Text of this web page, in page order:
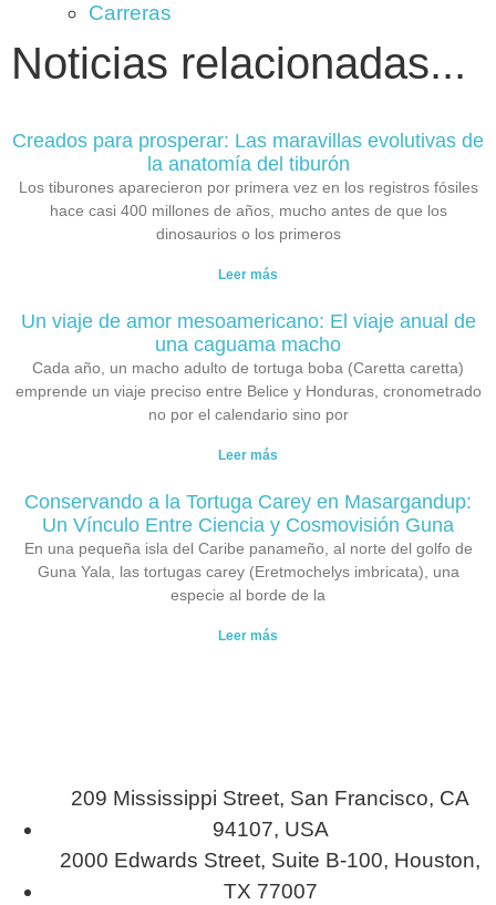
Carreras
Noticias relacionadas...
Creados para prosperar: Las maravillas evolutivas de
la anatomía del tiburón
Los tiburones aparecieron por primera vez en los registros fósiles
hace casi 400 millones de años, mucho antes de que los
dinosaurios o los primeros
Leer más
Un viaje de amor mesoamericano: El viaje anual de
una caguama macho
Cada año, un macho adulto de tortuga boba (Caretta caretta)
emprende un viaje preciso entre Belice y Honduras, cronometrado
no por el calendario sino por
Leer más
Conservando a la Tortuga Carey en Masargandup:
Un Vínculo Entre Ciencia y Cosmovisión Guna
En una pequeña isla del Caribe panameño, al norte del golfo de
Guna Yala, las tortugas carey (Eretmochelys imbricata), una
especie al borde de la
Leer más
209 Mississippi Street, San Francisco, CA
94107, USA
2000 Edwards Street, Suite B-100, Houston,
TX 77007